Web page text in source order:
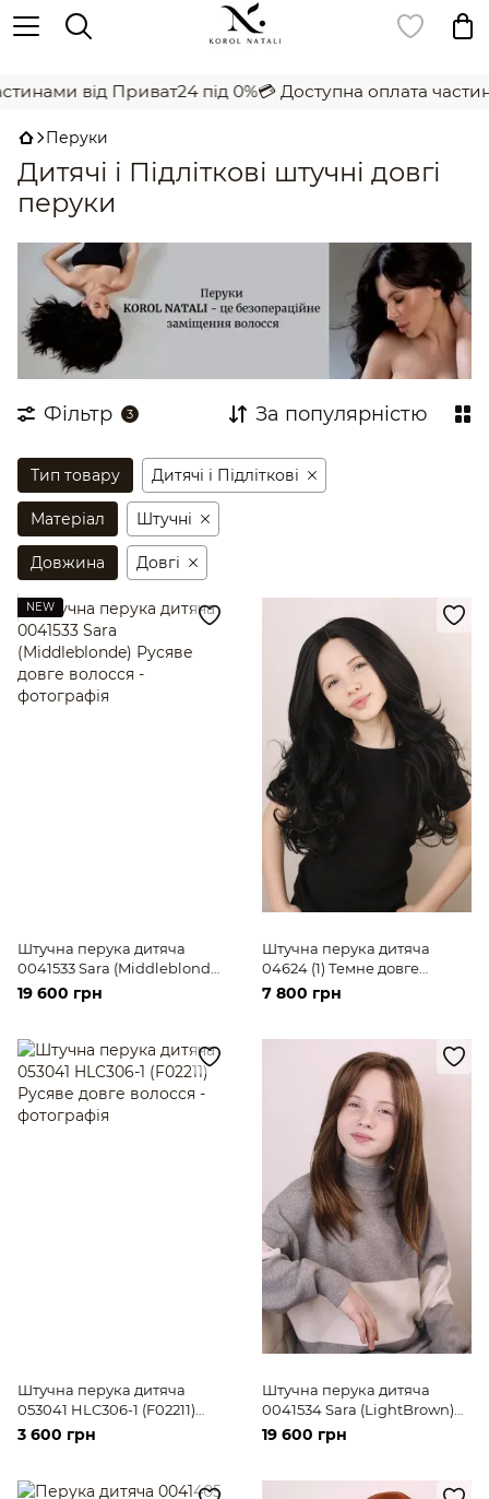
від Приват24 під 0%💳 Доступна оплата
Перуки
Дитячі і Підліткові штучні довгі
перуки
Фільтр 3 За популярністю
Тип товару Дитячі і Підліткові
Матеріал Штучні
Довжина Довгі
NEW
Штучна перука дитяча
0041533 Sara (Middleblonde)
Русяве довге волосся
19 600 грн
Штучна перука дитяча
04624 (1) Темне довге
волосся
7 800 грн
Штучна перука дитяча
053041 HLC306-1 (F02211)
Русяве довге волосся
3 600 грн
Штучна перука дитяча
0041534 Sara (LightBrown)
Русяве довге волосся
19 600 грн